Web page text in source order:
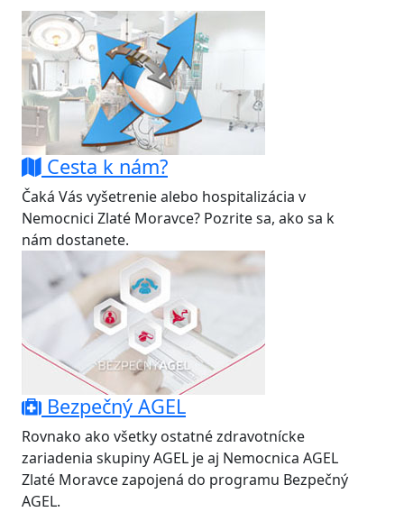
Cesta k nám?
Čaká Vás vyšetrenie alebo hospitalizácia v
Nemocnici Zlaté Moravce? Pozrite sa, ako sa k
nám dostanete.
Bezpečný AGEL
Rovnako ako všetky ostatné zdravotnícke
zariadenia skupiny AGEL je aj Nemocnica AGEL
Zlaté Moravce zapojená do programu Bezpečný
AGEL.